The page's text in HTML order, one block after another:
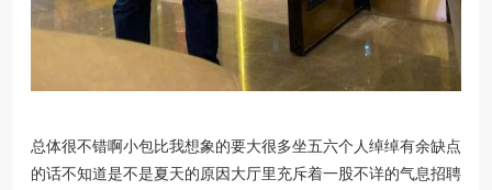
总体很不错啊小包比我想象的要大很多坐五六个人绰绰有余缺点
的话不知道是不是夏天的原因大厅里充斥着一股不详的气息招聘